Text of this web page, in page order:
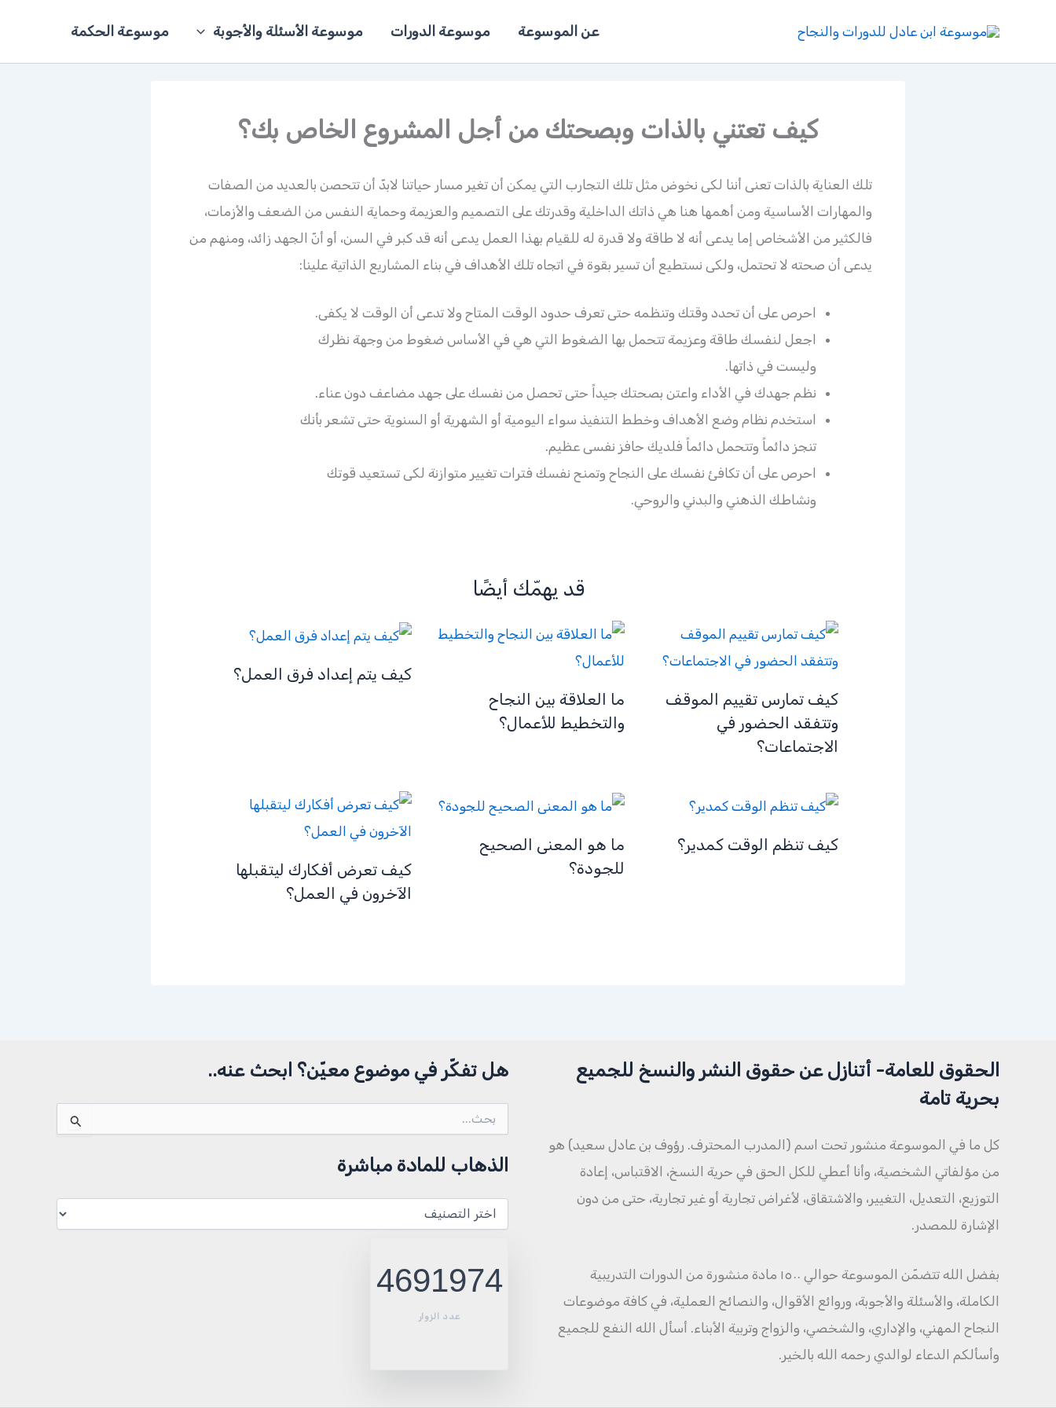
المحتوى
عن الموسوعة موسوعة الدورات موسوعة الأسئلة والأجوبة موسوعة الحكمة
كيف تعتني بالذات وبصحتك من أجل المشروع الخاص بك؟
تلك العناية بالذات تعنى أننا لكى نخوض مثل تلك التجارب التي يمكن أن تغير مسار حياتنا لابدّ أن تتحصن بالعديد من الصفات
والمهارات الأساسية ومن أهمها هنا هي ذاتك الداخلية وقدرتك على التصميم والعزيمة وحماية النفس من الضعف والأزمات،
فالكثير من الأشخاص إما يدعى أنه لا طاقة ولا قدرة له للقيام بهذا العمل يدعى أنه قد كبر في السن، أو أنّ الجهد زائد، ومنهم من
يدعى أن صحته لا تحتمل، ولكى نستطيع أن تسير بقوة في اتجاه تلك الأهداف في بناء المشاريع الذاتية علينا:
احرص على أن تحدد وقتك وتنظمه حتى تعرف حدود الوقت المتاح ولا تدعى أن الوقت لا يكفى.
اجعل لنفسك طاقة وعزيمة تتحمل بها الضغوط التي هي في الأساس ضغوط من وجهة نظرك
وليست في ذاتها.
نظم جهدك في الأداء واعتن بصحتك جيداً حتى تحصل من نفسك على جهد مضاعف دون عناء.
استخدم نظام وضع الأهداف وخطط التنفيذ سواء اليومية أو الشهرية أو السنوية حتى تشعر بأنك
تنجز دائماً وتتحمل دائماً فلديك حافز نفسى عظيم.
احرص على أن تكافئ نفسك على النجاح وتمنح نفسك فترات تغيير متوازنة لكى تستعيد قوتك
ونشاطك الذهني والبدني والروحي.
قد يهمّك أيضًا
كيف تمارس تقييم الموقف
وتتفقد الحضور في
الاجتماعات؟
ما العلاقة بين النجاح
والتخطيط للأعمال؟
كيف يتم إعداد فرق العمل؟
كيف تنظم الوقت كمدير؟
ما هو المعنى الصحيح
للجودة؟
كيف تعرض أفكارك ليتقبلها
الآخرون في العمل؟
الحقوق للعامة- أتنازل عن حقوق النشر والنسخ للجميع
بحرية تامة
كل ما في الموسوعة منشور تحت اسم (المدرب المحترف. رؤوف بن عادل سعيد) هو
من مؤلفاتي الشخصية، وأنا أعطي للكل الحق في حرية النسخ، الاقتباس، إعادة
التوزيع، التعديل، التغيير، والاشتقاق، لأغراض تجارية أو غير تجارية، حتى من دون
الإشارة للمصدر.
بفضل الله تتضمّن الموسوعة حوالي ١٥٠٠ مادة منشورة من الدورات التدريبية
الكاملة، والأسئلة والأجوبة، وروائع الأقوال، والنصائح العملية، في كافة موضوعات
النجاح المهني، والإداري، والشخصي، والزواج وتربية الأبناء. أسأل الله النفع للجميع
وأسألكم الدعاء لوالدي رحمه الله بالخير.
هل تفكّر في موضوع معيّن؟ ابحث عنه..
عن:
الذهاب للمادة مباشرة
للمادة
4691974
عدد الزوار